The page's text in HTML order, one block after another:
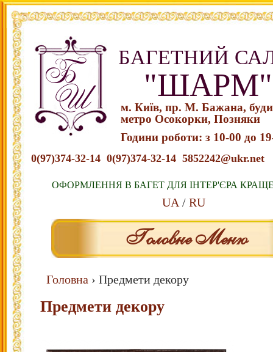
БАГЕТНИЙ
"ШАРМ"
м. Київ, пр. М. Бажана,
метро Осокорки, Позняки
Години роботи: з 10-00 до
0(97)374-32-14 0(97)374-32-14 5852242@ukr.net
ОФОРМЛЕННЯ В БАГЕТ ДЛЯ ІНТЕР'ЄРА
UA RU
Головне Меню
Переміститись до тексту
Головна › Предмети декору
Предмети декору